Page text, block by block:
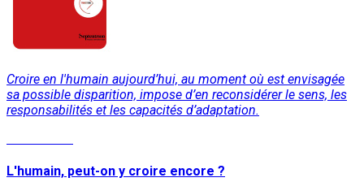
Croire en l'humain aujourd’hui, au moment où est envisagée
sa possible disparition, impose d’en reconsidérer le sens, les
responsabilités et les capacités d’adaptation.
L'humain, peut-on y croire encore ?